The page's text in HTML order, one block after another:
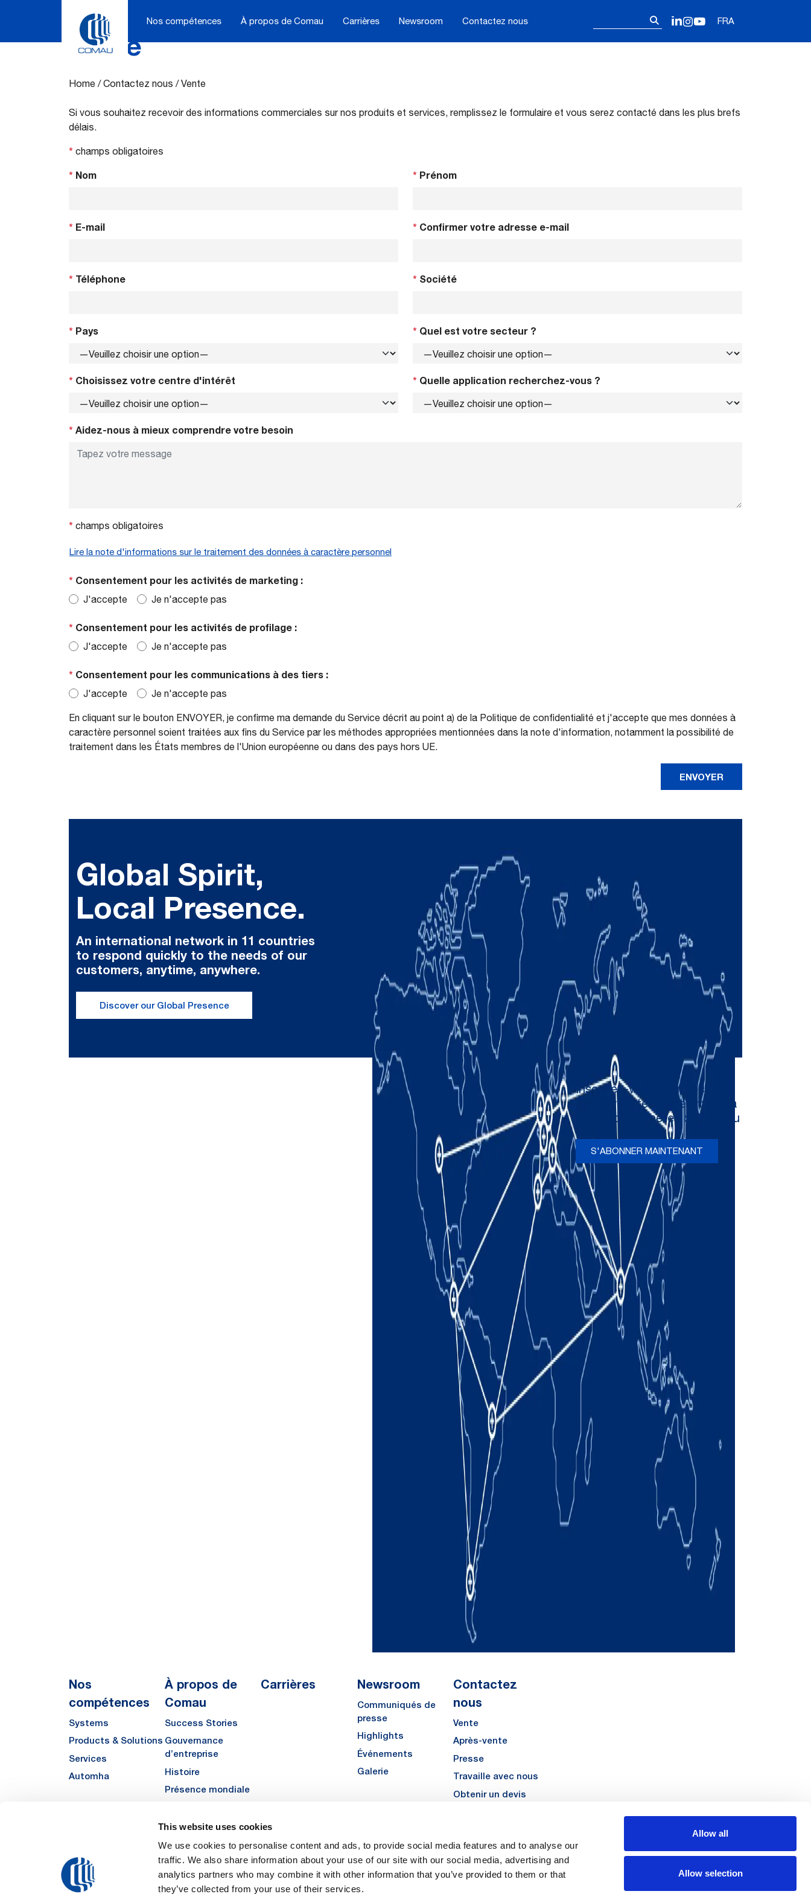
This website uses cookies
We use cookies to personalise content and ads, to provide social media features and to analyse our
traffic. We also share information about your use of our site with our social media, advertising and
analytics partners who may combine it with other information that you’ve provided to them or that
they’ve collected from your use of their services.
Allow all
Allow selection
Follow us on
LinkedIn
Instagram
YouTube
FRA
Nos compétences À propos de Comau Carrières Newsroom Contactez nous
Vente
Home /Contactez nous /Vente
Si vous souhaitez recevoir des informations commerciales sur nos produits et services, remplissez le formulaire et vous serez contacté dans les plus brefs
délais.
* champs obligatoires
* Nom * Prénom
* E-mail * Confirmer votre adresse e-mail
* Téléphone * Société
* Pays * Quel est votre secteur ?
* Choisissez votre centre d'intérêt * Quelle application recherchez-vous ?
* Aidez-nous à mieux comprendre votre besoin
* champs obligatoires
Lire la note d'informations sur le traitement des données à caractère personnel
* Consentement pour les activités de marketing :
J'accepte Je n'accepte pas
* Consentement pour les activités de profilage :
J'accepte Je n'accepte pas
* Consentement pour les communications à des tiers :
J'accepte Je n'accepte pas
En cliquant sur le bouton ENVOYER, je confirme ma demande du Service décrit au point a) de la Politique de confidentialité et j'accepte que mes données à
caractère personnel soient traitées aux fins du Service par les méthodes appropriées mentionnées dans la note d'information, notamment la possibilité de
traitement dans les États membres de l'Union européenne ou dans des pays hors UE.
Global Spirit,
Local Presence.
An international network in 11 countries
to respond quickly to the needs of our
customers, anytime, anywhere.
Discover our Global Presence
Nos
compétences
Systems
Products & Solutions
Services
Automha
À propos de
Comau
Success Stories
Gouvernance
d’entreprise
Histoire
Présence mondiale
Sustainability
Fornisseurs
Funded Projects
Carrières Newsroom
Communiqués de
presse
Highlights
Événements
Galerie
Contactez
nous
Vente
Après-vente
Presse
Travaille avec nous
Obtenir un devis
LinkedIn
Instagram
YouTube
Inscrivez-vous pour recevoir
les newsletters et les mises à
jour occasionnelles de Comau
S'ABONNER MAINTENANT